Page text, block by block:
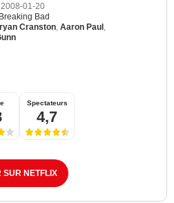
2008-01-20
Breaking Bad
Cranston Aaron Paul
Spectateurs
4,7
SUR NETFLIX